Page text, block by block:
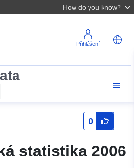
How do you know?
Přihlášení
0
statistika 2006